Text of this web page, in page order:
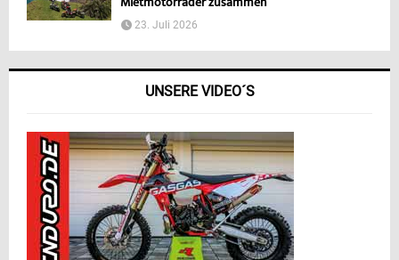
Mietmotorräder zusammen
23. Juli 2026
UNSERE VIDEO´S